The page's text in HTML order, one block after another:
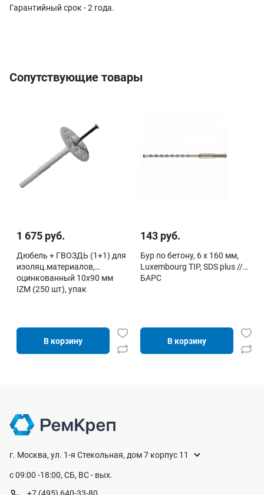
Гарантийный срок - 2 года.
Сопутствующие товары
1 675 руб.
Дюбель + ГВОЗДЬ (1+1) для
изоляц.материалов,
оцинкованный 10х90 мм
IZM (250 шт), упак
В корзину
143 руб.
Бур по бетону, 6 х 160 мм,
Luxembourg TIP, SDS plus //
БАРС
В корзину
г. Москва, ул. 1-я Стекольная, дом 7 корпус 11
с 09:00 -18:00, СБ, ВС - вых.